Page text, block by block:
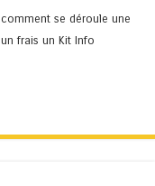
se déroule une
frais un Kit Info